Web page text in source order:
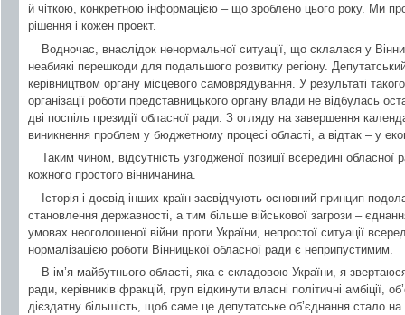
й чіткою, конкретною інформацією – що зроблено цього року. Ми
рішення і кожен проект.
Водночас, внаслідок ненормальної ситуації, що склалася у
неабиякі перешкоди для подальшого розвитку регіону.
керівництвом органу місцевого самоврядування. У результаті
організації роботи представницького органу влади не відбулась
дві поспіль президії обласної ради. З огляду на завершення
виникнення проблем у бюджетному процесі області, а відтак – у
Таким чином, відсутність узгодженої позиції всередині
кожного простого вінничанина.
Історія і досвід інших країн засвідчують основний принцип
становлення державності, а тим більше військової загрози –
умовах неоголошеної війни проти України, непростої ситуації
нормалізацією роботи Вінницької обласної ради є неприпустимим.
В ім’я майбутнього області, яка є складовою України, я
ради, керівників фракцій, груп відкинути власні політичні амбіції,
дієздатну більшість, щоб саме це депутатське об’єднання стало на